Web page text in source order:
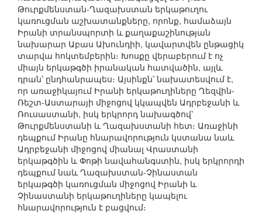
Թուրքմենստան-Ղազախստան երկաթուղու
կառուցման աշխատանքները, որոնք, համաձայն
Իրանի տրանսպորտի և քաղաքաշինության
նախարար Աբաս Ախունդիի, կավարտվեն ընթացիկ
տարվա հոկտեմբերին։ Խոսքը վերաբերում է ոչ
միայն երկաթգծի իրանական հատվածին, այլև
դրան՝ ընդհանրապես։ Այսինքն՝ նախատեսվում է,
որ առաջիկայում Իրանի երկաթուղիները Ղեզվին-
Ռեշտ-Աստարայի միջոցով կկապվեն Ադրբեջանի և
Ռուսաստանի, իսկ երկրորդ նախագծով՝
Թուրքմենստանի և Ղազախստանի հետ։ Առաջինի
դեպքում Իրանը հնարավորություն կստանա նաև
Ադրբեջանի միջոցով միանալ Վրաստանի
երկաթգծին և Փոթի նավահանգստին, իսկ երկրորդի
դեպքում նաև Ղազախստան-Չինաստան
երկաթգծի կառուցման միջոցով Իրանի և
Չինաստանի երկաթուղիները կապելու
հնարավորություն է բացվում։